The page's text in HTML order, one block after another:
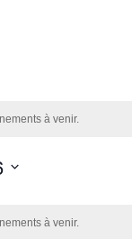
à venir.
à venir.